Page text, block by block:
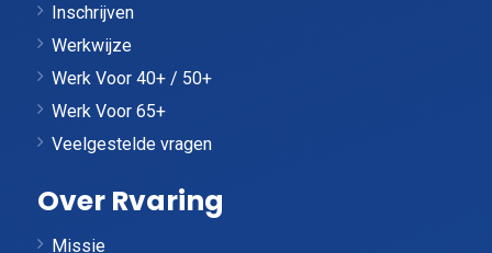
Inschrijven
Werkwijze
Werk Voor 40+ / 50+
Werk Voor 65+
Veelgestelde vragen
Over Rvaring
Missie